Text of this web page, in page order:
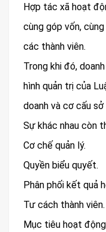
Hợp tác xã hoạt
cùng góp vốn,
các thành viên.
Trong khi đó,
hình quản trị của
doanh và cơ cấu
Sự khác nhau còn
Cơ chế quản lý.
Quyền biểu quyết.
Phân phối kết quả
Tư cách thành viên.
Mục tiêu hoạt